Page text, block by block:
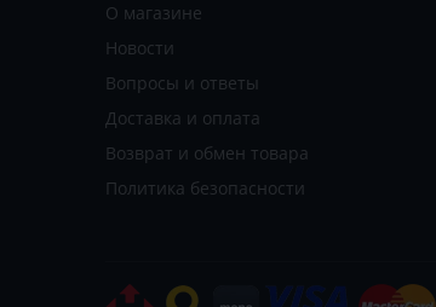
О магазине
Новости
Вопросы и ответы
Доставка и оплата
Возврат и обмен товара
Политика безопасности